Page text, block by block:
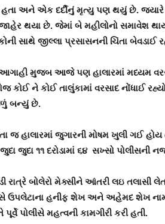
હતા અને એક દર્દીનું મૃત્યુ પણ થયું છે. જયારે
જાહેર થયા છે. જેમાં બે મહીલોનો સમાવેશ
સાથે જીલ્લા પ્રસાસનની ચિંતા બેવડાઈ
મુજબ આજે પણ હાલારમાં મધ્યમ
કોઈ ને કોઈ તાલુંકામાં વરસાદ નોંધાઈ
બન્યું છે.
જ હાલારમાં જુગારની મોષમ ખુલી ગઈ
જુદા ૧૧ દરોડામાં ૬૪ સખ્સો પોલીસની
રાત્રે બોલેરો મેક્સીને આંતરી લઇ તલાસી
ઉપલેટાના હનીફ શેખ અને અહેમદ શેખ
પોલીસે મહત્વની કામગીરી કરી હતી.